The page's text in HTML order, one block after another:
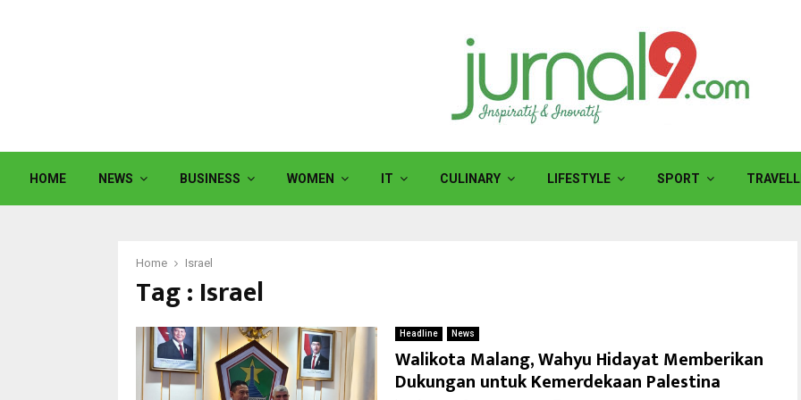
HOME NEWS BUSINESS WOMEN IT CULINARY LIFESTYLE SPORT
Home Israel
Tag : Israel
Headline News
Walikota Malang, Wahyu Hidayat Memberikan
Dukungan untuk Kemerdekaan Palestina